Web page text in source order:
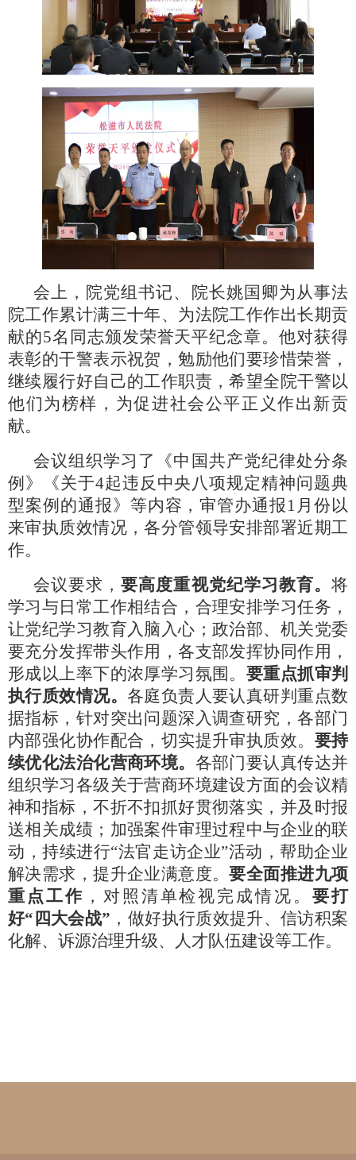
会上，院党组书记、院长姚国卿为从事法
院工作累计满三十年、为法院工作作出长期贡
献的5名同志颁发荣誉天平纪念章。他对获得
表彰的干警表示祝贺，勉励他们要珍惜荣誉，
继续履行好自己的工作职责，希望全院干警以
他们为榜样，为促进社会公平正义作出新贡
献。
会议组织学习了《中国共产党纪律处分条
例》《关于4起违反中央八项规定精神问题典
型案例的通报》等内容，审管办通报1月份以
来审执质效情况，各分管领导安排部署近期工
作。
会议要求，要高度重视党纪学习教育。将
学习与日常工作相结合，合理安排学习任务，
让党纪学习教育入脑入心；政治部、机关党委
要充分发挥带头作用，各支部发挥协同作用，
形成以上率下的浓厚学习氛围。 要重点抓审判
执行质效情况。 各庭负责人要认真研判重点数
据指标，针对突出问题深入调查研究，各部门
内部强化协作配合，切实提升审执质效。 要持
续优化法治化营商环境。 各部门要认真传达并
组织学习各级关于营商环境建设方面的会议精
神和指标，不折不扣抓好贯彻落实，并及时报
送相关成绩；加强案件审理过程中与企业的联
动，持续进行“法官走访企业”活动，帮助企业
解决需求，提升企业满意度。要全面推进九项
重点工作 ，对照清单检视完成情况。要打
好“四大会战” ，做好执行质效提升、信访积案
化解、诉源治理升级、人才队伍建设等工作。